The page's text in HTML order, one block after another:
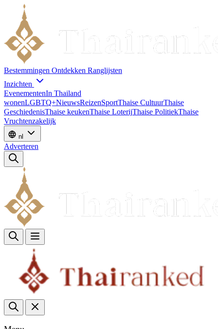
Bestemmingen Ontdekken Ranglijsten
Inzichten
EvenementenIn Thailand
wonenLGBTQ+NieuwsReizenSportThaise CultuurThaise
GeschiedenisThaise keukenThaise LoterijThaise PolitiekThaise
Vruchtenzakelijk
nl
Adverteren